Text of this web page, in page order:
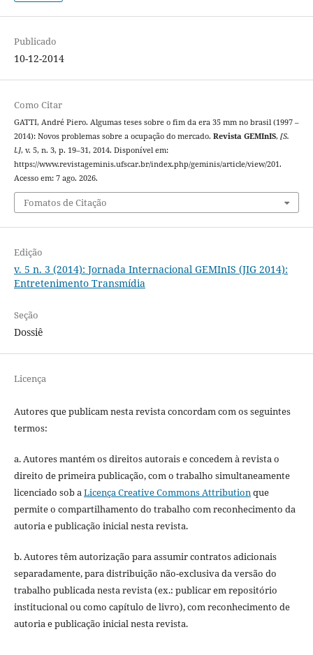
Publicado
10-12-2014
Como Citar
GATTI, André Piero. Algumas teses sobre o fim da era 35 mm no brasil (1997 –
2014): Novos problemas sobre a ocupação do mercado. Revista GEMInIS, [S.
l.], v. 5, n. 3, p. 19–31, 2014. Disponível em:
https://www.revistageminis.ufscar.br/index.php/geminis/article/view/201.
Acesso em: 7 ago. 2026.
Fomatos de Citação
Edição
v. 5 n. 3 (2014): Jornada Internacional GEMInIS (JIG 2014):
Entretenimento Transmídia
Seção
Dossiê
Licença
Autores que publicam nesta revista concordam com os seguintes
termos:
a. Autores mantém os direitos autorais e concedem à revista o
direito de primeira publicação, com o trabalho simultaneamente
licenciado sob aLicença Creative Commons Attributionque
permite o compartilhamento do trabalho com reconhecimento da
autoria e publicação inicial nesta revista.
b. Autores têm autorização para assumir contratos adicionais
separadamente, para distribuição não-exclusiva da versão do
trabalho publicada nesta revista (ex.: publicar em repositório
institucional ou como capítulo de livro), com reconhecimento de
autoria e publicação inicial nesta revista.